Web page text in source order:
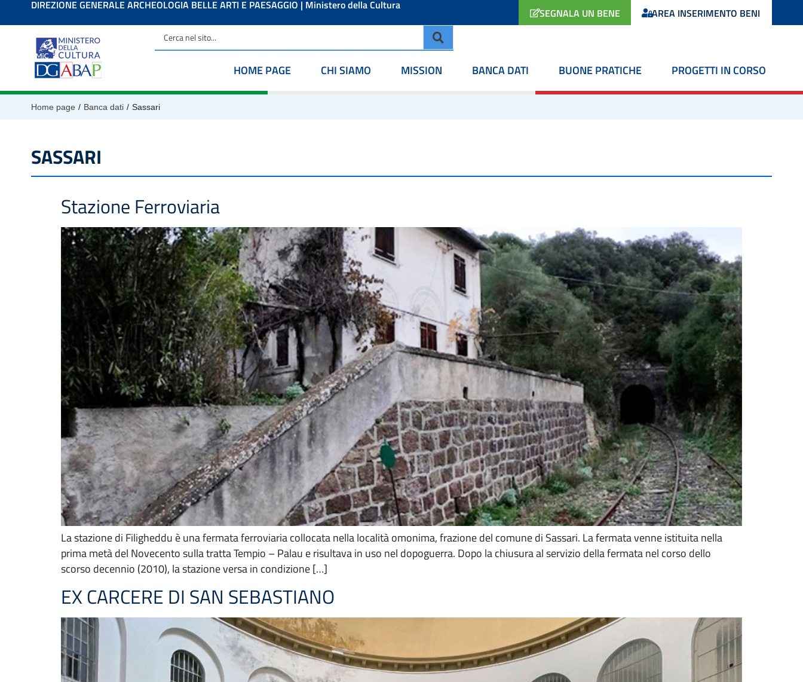
contenutoDIREZIONE GENERALE ARCHEOLOGIA BELLE ARTI E PAESAGGIO | Ministero della Cultura
SEGNALA UN BENE AREA INSERIMENTO BENI
HOME PAGE CHI SIAMO MISSION BANCA DATI BUONE PRATICHE PROGETTI IN CORSO
Home page / Banca dati / Sassari
SASSARI
Stazione Ferroviaria
La stazione di Filigheddu è una fermata ferroviaria collocata nella località omonima, frazione del comune di Sassari. La fermata venne istituita nella
prima metà del Novecento sulla tratta Tempio – Palau e risultava in uso nel dopoguerra. Dopo la chiusura al servizio della fermata nel corso dello
scorso decennio (2010), la stazione versa in condizione […]
EX CARCERE DI SAN SEBASTIANO